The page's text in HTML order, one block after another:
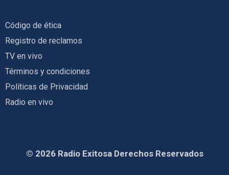
Código de ética
Registro de reclamos
TV en vivo
Términos y condiciones
Políticas de Privacidad
Radio en vivo
© 2026 Radio Exitosa Derechos Reservados